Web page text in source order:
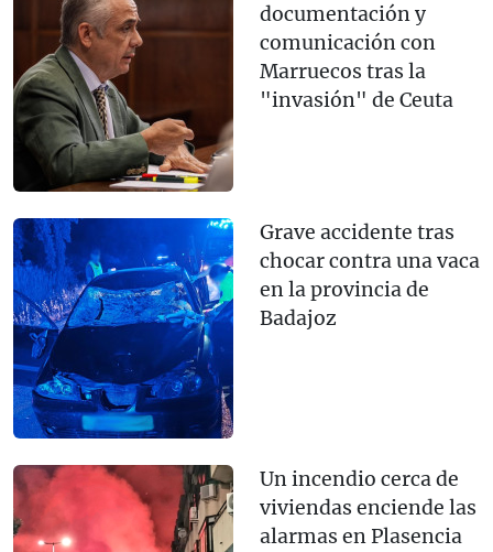
documentación y
comunicación con
Marruecos tras la
"invasión" de Ceuta
Grave accidente tras
chocar contra una vaca
en la provincia de
Badajoz
Un incendio cerca de
viviendas enciende las
alarmas en Plasencia